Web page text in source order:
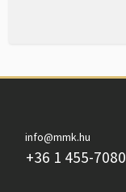
info@mmk.hu
+36 1 455-7080